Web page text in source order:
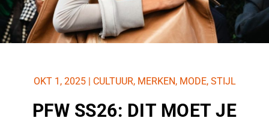
PFW SS26: DIT MOET JE
OKT 1, 2025| CULTUUR, MERKEN, MODE, STIJL